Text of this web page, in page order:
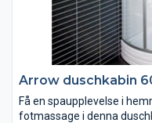
Arrow duschkabin
Få en spaupplevelse i
fotmassage i denna